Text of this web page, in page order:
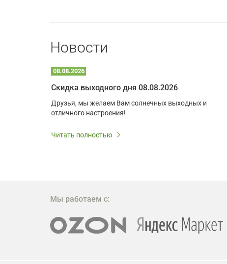
Новости
08.08.2026
Скидка выходного дня 08.08.2026
Друзья, мы желаем Вам солнечных выходных и
отличного настроения!
Читать полностью
Мы работаем с: